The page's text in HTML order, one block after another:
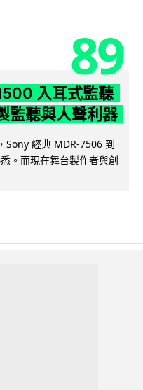
89
入耳式監聽
監聽與人聲利器
Sony 經典 MDR-7506 到
。而現在舞台製作者與創